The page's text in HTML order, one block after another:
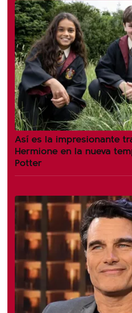
Así es la impresionante
Hermione en la nueva
Potter